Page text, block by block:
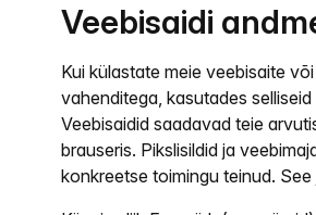
Veebisaidi
Kui külastate meie veebisaite
vahenditega, kasutades
Veebisaidid saadavad teie
brauseris. Pikslisildid ja
konkreetse toimingu teinud.